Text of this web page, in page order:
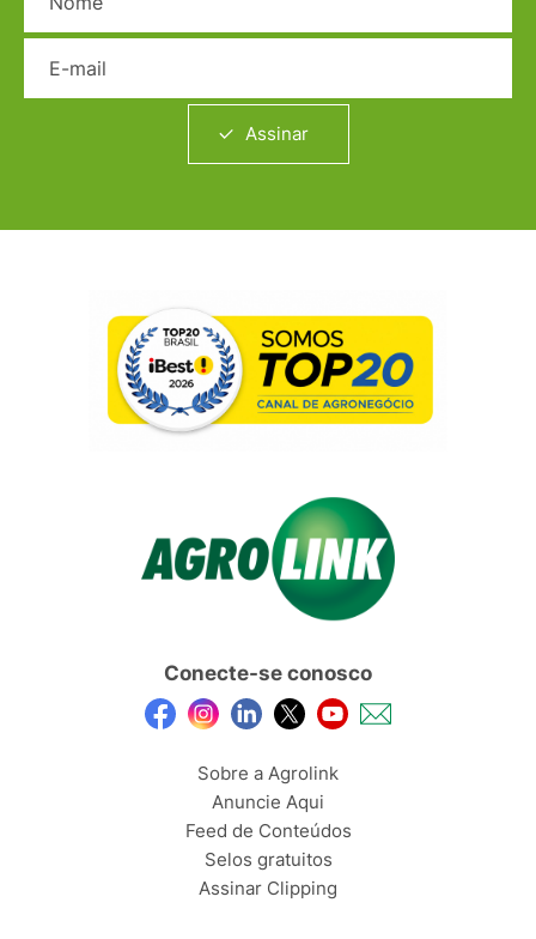
Assinar
Conecte-se conosco
Sobre a Agrolink
Anuncie Aqui
Feed de Conteúdos
Selos gratuitos
Assinar Clipping